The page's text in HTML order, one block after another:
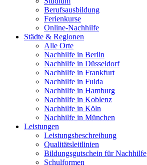
Berufsausbildung
Ferienkurse
Online-Nachhilfe
Städte & Regionen
Alle Orte
Nachhilfe in Berlin
Nachhilfe in Düsseldorf
Nachhilfe in Frankfurt
Nachhilfe in Fulda
Nachhilfe in Hamburg
Nachhilfe in Koblenz
Nachhilfe in Köln
Nachhilfe in München
Leistungen
Leistungsbeschreibung
Qualitätsleitlinien
Bildungsgutschein für Nachhilfe
Schulformen